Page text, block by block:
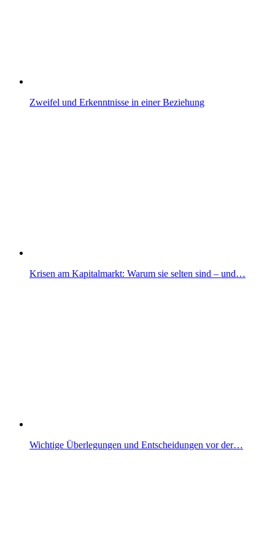
Zweifel und Erkenntnisse in einer Beziehung
Krisen am Kapitalmarkt: Warum sie selten sind – und…
Wichtige Überlegungen und Entscheidungen vor der…